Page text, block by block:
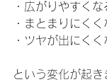
・広がりやすくな
・まとまりにくく
・ツヤが出にくく
という変化が起き